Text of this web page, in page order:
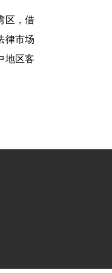
区，借
律市场
地区客